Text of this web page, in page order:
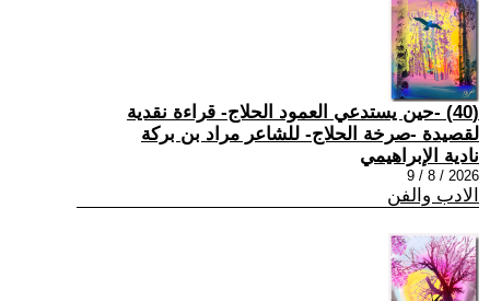
(40) -حين يستدعي العمود الحلاج- قراءة نقدية
لقصيدة -صرخة الحلاج- للشاعر مراد بن بركة
نادية الإبراهيمي
2026 / 8 / 9
الادب والفن